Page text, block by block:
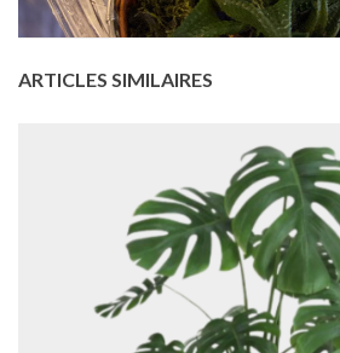
ARTICLES SIMILAIRES